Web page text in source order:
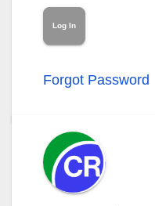
Forgot Password